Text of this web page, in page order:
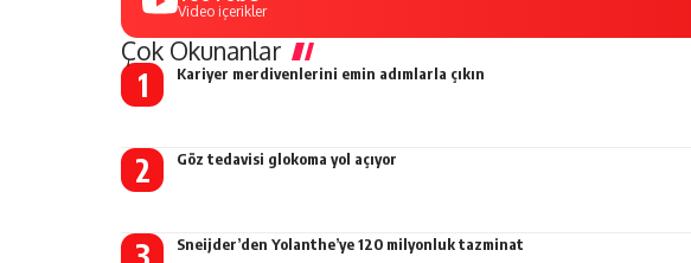
Video içerikler
Çok Okunanlar
Kariyer merdivenlerini emin adımlarla çıkın
Göz tedavisi glokoma yol açıyor
Sneijder’den Yolanthe’ye 120 milyonluk tazminat